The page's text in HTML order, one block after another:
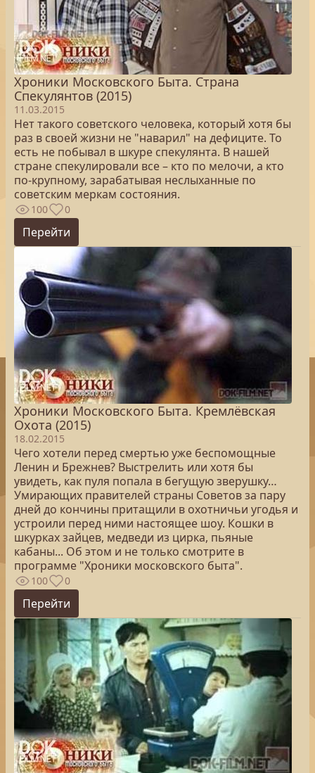
Хроники Московского Быта. Страна
Спекулянтов (2015)
11.03.2015
Нет такого советского человека, который хотя бы
раз в своей жизни не "наварил" на дефиците. То
есть не побывал в шкуре спекулянта. В нашей
стране спекулировали все – кто по мелочи, а кто
по-крупному, зарабатывая неслыханные по
советским меркам состояния.
100 0
Перейти
Хроники Московского Быта. Кремлёвская
Охота (2015)
18.02.2015
Чего хотели перед смертью уже беспомощные
Ленин и Брежнев? Выстрелить или хотя бы
увидеть, как пуля попала в бегущую зверушку…
Умирающих правителей страны Советов за пару
дней до кончины притащили в охотничьи угодья и
устроили перед ними настоящее шоу. Кошки в
шкурках зайцев, медведи из цирка, пьяные
кабаны... Об этом и не только смотрите в
программе "Хроники московского быта".
100 0
Перейти